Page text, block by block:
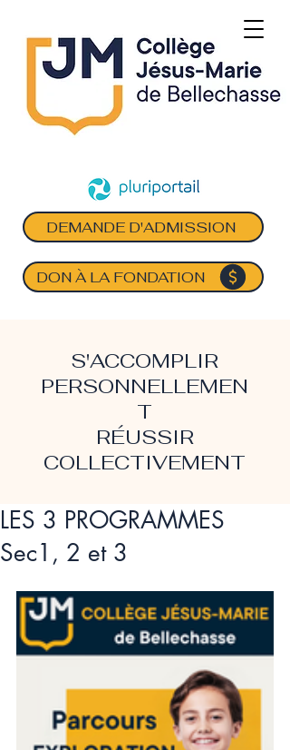
DEMANDE D'ADMISSION
DON À LA FONDATION
S'ACCOMPLIR
PERSONNELLEMEN
T
RÉUSSIR
COLLECTIVEMENT
LES 3 PROGRAMMES
Sec1, 2 et 3